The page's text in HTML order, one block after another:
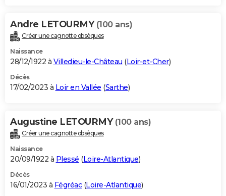
Andre LETOURMY (100 ans)
Créer une cagnotte obsèques
Naissance
28/12/1922 à Villedieu-le-Château (Loir-et-Cher)
Décès
17/02/2023 à Loir en Vallée (Sarthe)
Augustine LETOURMY (100 ans)
Créer une cagnotte obsèques
Naissance
20/09/1922 à Plessé (Loire-Atlantique)
Décès
16/01/2023 à Fégréac(Loire-Atlantique)